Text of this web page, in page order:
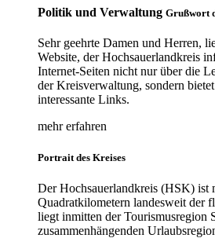
Politik und Verwaltung Grußwort
Sehr geehrte Damen und Herren,
Website, der Hochsauerlandkreis
Internet-Seiten nicht nur über die
der Kreisverwaltung, sondern
interessante Links.
mehr erfahren
Portrait des Kreises
Der Hochsauerlandkreis (HSK) ist
Quadratkilometern landesweit der
liegt inmitten der Tourismusregion
zusammenhängenden